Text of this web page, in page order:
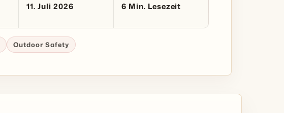
11. Juli 2026 6 Min. Lesezeit
Outdoor Safety